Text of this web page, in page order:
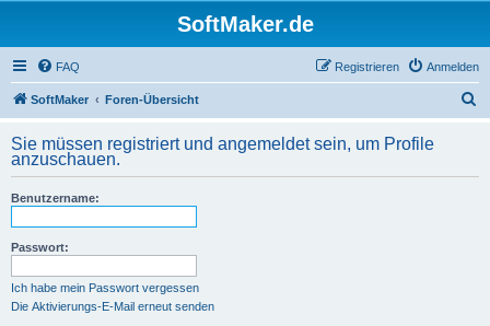
SoftMaker.de
FAQ Anmelden
Registrieren
SoftMaker Foren-Übersicht
h
Sie müssen registriert und angemeldet sein, um Profile
anzuschauen.
Benutzername:
Passwort:
Ich habe mein Passwort vergessen
Die Aktivierungs-E-Mail erneut senden